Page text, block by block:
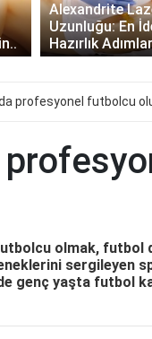
Alexandrite
Uzunluğu: En
Hazırlık
profesyonel futbolcu
olmak, futbol
sergileyen
genç yaşta futbol